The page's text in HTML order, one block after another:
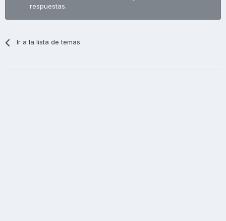
respuestas.
Ir a la lista de temas